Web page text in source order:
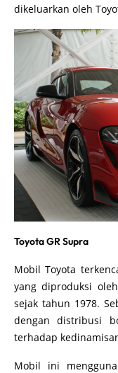
dikeluarkan oleh
Toyota GR Supra
Mobil Toyota
yang diproduksi
sejak tahun 1978.
dengan distribusi
terhadap
Mobil ini